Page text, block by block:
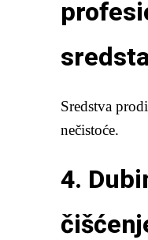
Sredstva
nečistoće.
4.